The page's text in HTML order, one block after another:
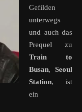
Gefilden
unterwegs
und auch das
Prequel zu
Train to
Busan, Seoul
Station, ist
ein